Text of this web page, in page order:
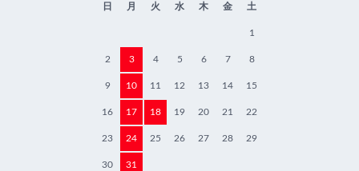
日 月 火 水 木 金 土
1
2 3 4 5 6 7 8
9 10 11 12 13 14 15
16 17 18 19 20 21 22
23 24 25 26 27 28 29
30 31